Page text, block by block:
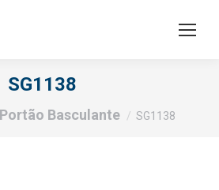
SG1138
Basculante SG1138